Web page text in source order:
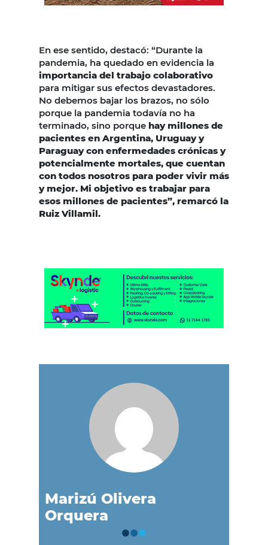
En ese sentido, destacó: “Durante la
pandemia, ha quedado en evidencia la
importancia del trabajo colaborativo
para mitigar sus efectos devastadores.
No debemos bajar los brazos, no sólo
porque la pandemia todavía no ha
terminado, sino porque hay millones de
pacientes en Argentina, Uruguay y
Paraguay con enfermedades crónicas y
potencialmente mortales, que cuentan
con todos nosotros para poder vivir más
y mejor. Mi objetivo es trabajar para
esos millones de pacientes”, remarcó la
Ruiz Villamil.
Marizú Olivera
Orquera